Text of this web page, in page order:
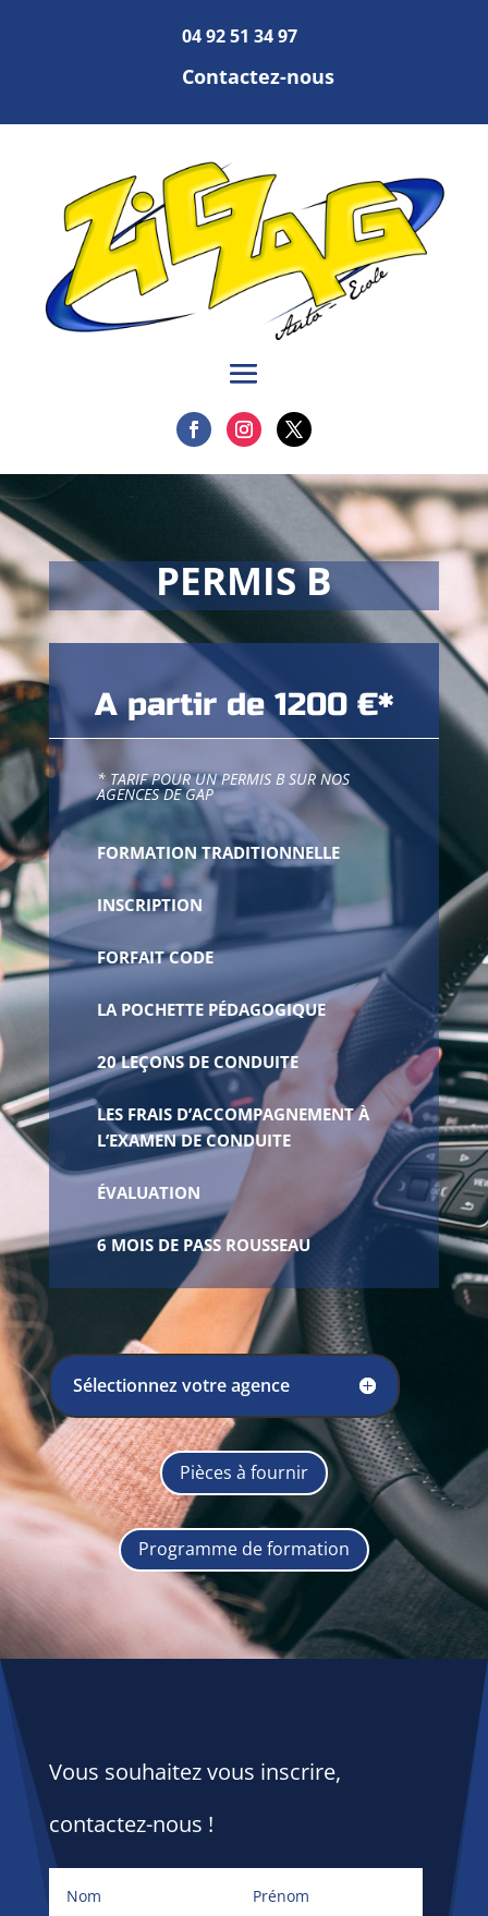
04 92 51 34 97
Contactez-nous
PERMIS B
A partir de 1200 €*
* TARIF POUR UN PERMIS B SUR NOS
AGENCES DE GAP
FORMATION TRADITIONNELLE
INSCRIPTION
FORFAIT CODE
LA POCHETTE PÉDAGOGIQUE
20 LEÇONS DE CONDUITE
LES FRAIS D’ACCOMPAGNEMENT À
L’EXAMEN DE CONDUITE
ÉVALUATION
6 MOIS DE PASS ROUSSEAU
Sélectionnez votre agence
Pièces à fournir
Programme de formation
Vous souhaitez vous inscrire,
contactez-nous !